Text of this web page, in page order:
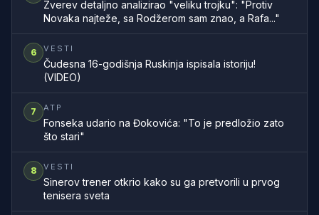
Zverev detaljno analizirao "veliku trojku": "Protiv
Novaka najteže, sa Rodžerom sam znao, a Rafa..."
6 VESTI
Čudesna 16-godišnja Ruskinja ispisala istoriju!
(VIDEO)
7 ATP
Fonseka udario na Đokovića: "To je predložio zato
što stari"
8 VESTI
Sinerov trener otkrio kako su ga pretvorili u prvog
tenisera sveta